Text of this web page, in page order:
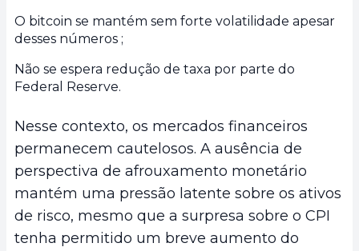
O bitcoin se mantém sem forte volatilidade apesar
desses números ;
Não se espera redução de taxa por parte do
Federal Reserve.
Nesse contexto, os mercados financeiros
permanecem cautelosos. A ausência de
perspectiva de afrouxamento monetário
mantém uma pressão latente sobre os ativos
de risco, mesmo que a surpresa sobre o CPI
tenha permitido um breve aumento do